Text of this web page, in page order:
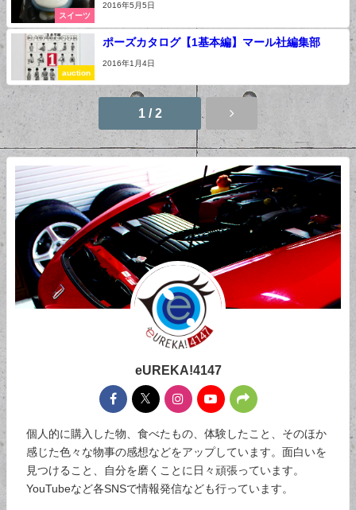
スイーツ
2016年5月5日
auction
ポーズカタログ【1基本編】マール社編集部
2016年1月4日
1 / 2
eUREKA!4147
個人的に購入した物、食べたもの、体験したこと、そのほか
感じた色々な物事の感想などをアップしています。面白いを
見つけること、自分を磨くことに日々頑張っています。
YouTubeなど各SNSで情報発信なども行っています。